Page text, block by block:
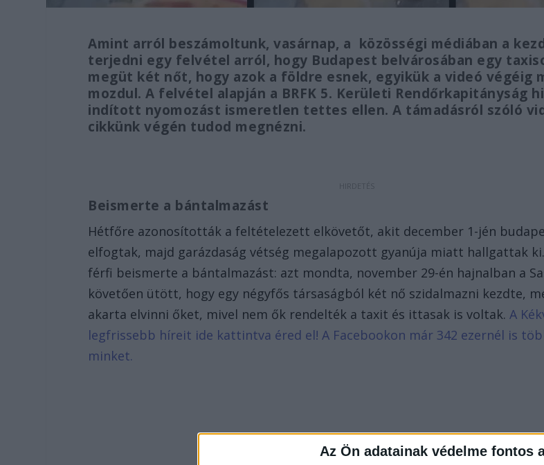
Az Ön adatainak védelme fontos
Amint arról beszámoltunk, vasárnap, a közösségi médiában a
terjedni egy felvétel arról, hogy Budapest belvárosában egy
megüt két nőt, hogy azok a földre esnek, egyikük a videó végéig
mozdul. A felvétel alapján a BRFK 5. Kerületi Rendőrkapitányság
indított nyomozást ismeretlen tettes ellen. A támadásról szóló
cikkünk végén tudod megnézni.
Beismerte a bántalmazást
Hétfőre azonosították a feltételezett elkövetőt, akit december 1-jén
elfogtak, majd garázdaság vétség megalapozott gyanúja miatt hallgattak ki.
férfi beismerte a bántalmazást: azt mondta, november 29-én hajnalban a
követően ütött, hogy egy négyfős társaságból két nő szidalmazni kezdte,
akarta elvinni őket, mivel nem ők rendelték a taxit és ittasak is voltak.A
legfrissebb híreit ide kattintva éred el! A Facebookon már 342 ezernél is
minket.